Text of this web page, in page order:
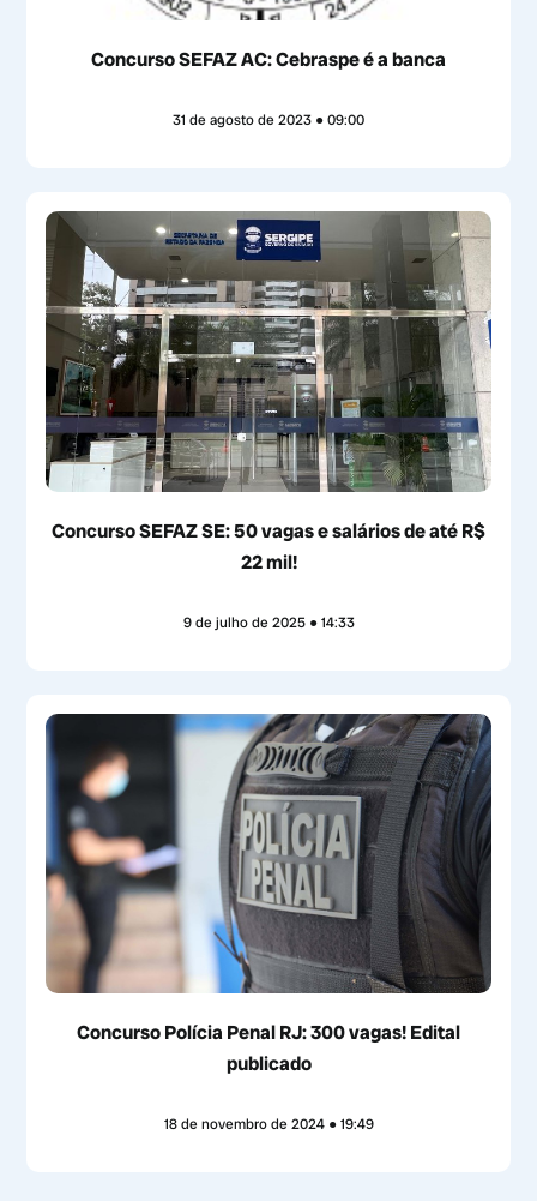
Concurso SEFAZ AC: Cebraspe é a banca
31 de agosto de 2023 09:00
Concurso SEFAZ SE: 50 vagas e salários de até R$
22 mil!
9 de julho de 2025 14:33
Concurso Polícia Penal RJ: 300 vagas! Edital
publicado
18 de novembro de 2024 19:49